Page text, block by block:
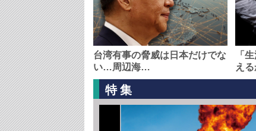
台湾有事の脅威は日本だけでな
い…周辺海…
「
え
特集